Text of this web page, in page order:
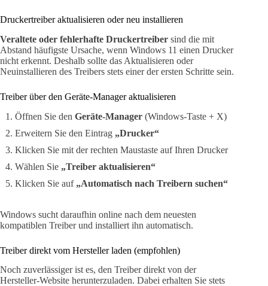
Druckertreiber aktualisieren oder neu installieren
Veraltete oder fehlerhafte Druckertreiber sind die mit
Abstand häufigste Ursache, wenn Windows 11 einen Drucker
nicht erkennt. Deshalb sollte das Aktualisieren oder
Neuinstallieren des Treibers stets einer der ersten Schritte sein.
Treiber über den Geräte-Manager aktualisieren
Öffnen Sie den Geräte-Manager (Windows-Taste + X)
Erweitern Sie den Eintrag „Drucker“
Klicken Sie mit der rechten Maustaste auf Ihren Drucker
Wählen Sie „Treiber aktualisieren“
Klicken Sie auf „Automatisch nach Treibern suchen“
Windows sucht daraufhin online nach dem neuesten
kompatiblen Treiber und installiert ihn automatisch.
Treiber direkt vom Hersteller laden (empfohlen)
Noch zuverlässiger ist es, den Treiber direkt von der
Hersteller-Website herunterzuladen. Dabei erhalten Sie stets